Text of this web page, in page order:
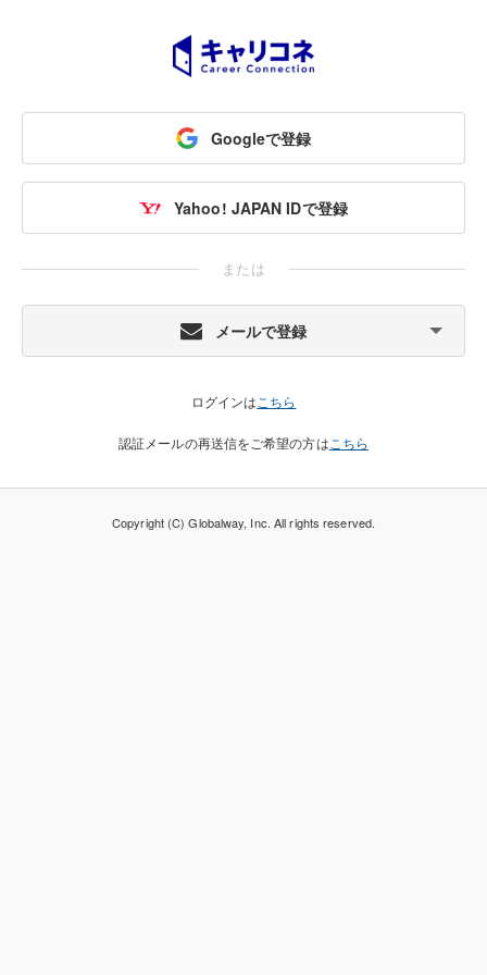
Googleで登録
Yahoo! JAPAN IDで登録
または
メールで登録
ログインは こちら
認証メールの再送信をご希望の方は こちら
Copyright (C) Globalway, Inc. All rights reserved.